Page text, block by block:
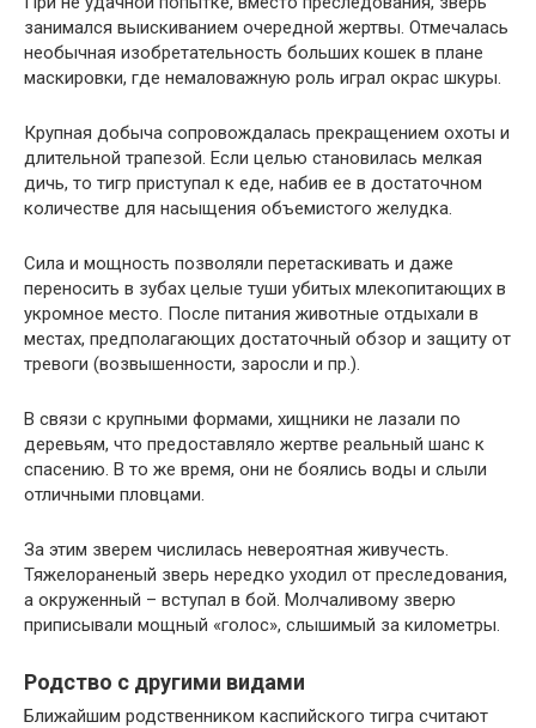
занимался выискиванием очередной жертвы. Отмечалась
необычная изобретательность больших кошек в плане
маскировки, где немаловажную роль играл окрас шкуры.
Крупная добыча сопровождалась прекращением охоты и
длительной трапезой. Если целью становилась мелкая
дичь, то тигр приступал к еде, набив ее в достаточном
количестве для насыщения объемистого желудка.
Сила и мощность позволяли перетаскивать и даже
переносить в зубах целые туши убитых млекопитающих в
укромное место. После питания животные отдыхали в
местах, предполагающих достаточный обзор и защиту от
тревоги (возвышенности, заросли и пр.).
В связи с крупными формами, хищники не лазали по
деревьям, что предоставляло жертве реальный шанс к
спасению. В то же время, они не боялись воды и слыли
отличными пловцами.
За этим зверем числилась невероятная живучесть.
Тяжелораненый зверь нередко уходил от преследования,
а окруженный – вступал в бой. Молчаливому зверю
приписывали мощный «голос», слышимый за километры.
Родство с другими видами
Ближайшим родственником каспийского тигра считают